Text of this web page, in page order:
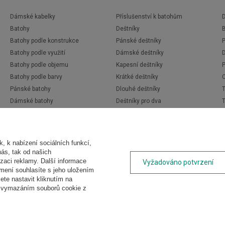
Dámské kabelky
Batohy
Batohy podle konstrukce
Batohy podle využití
Batohy podle objemu
Batohy podle barvy
Pánské batohy
Dámské batohy
Příslušenství k batohům
Deštníky
Pánské deštníky
Dámské deštníky
Kapesní deštníky
Krátké deštníky
Dlouhé deštníky
Deštníky pro dva
k nabízení sociálních funkcí,
tak od našich
reklamy. Další informace
souhlasíte s jeho uložením
nastavit kliknutím na
souborů cookie z
Vyžadováno potvrzení